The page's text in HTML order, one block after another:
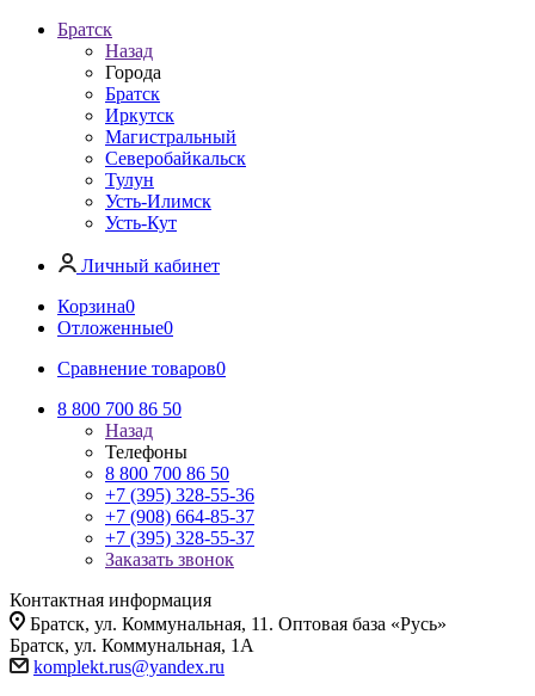
Братск
Назад
Города
Братск
Иркутск
Магистральный
Северобайкальск
Тулун
Усть-Илимск
Усть-Кут
Личный кабинет
Корзина0
Отложенные0
Сравнение товаров0
8 800 700 86 50
Назад
Телефоны
8 800 700 86 50
+7 (395) 328-55-36
+7 (908) 664-85-37
+7 (395) 328-55-37
Заказать звонок
Контактная информация
Братск, ул. Коммунальная, 11. Оптовая база «Русь»
Братск, ул. Коммунальная, 1А
komplekt.rus@yandex.ru